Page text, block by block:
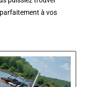
à vos